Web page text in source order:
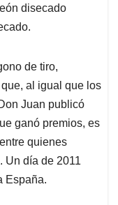
disecado
de tiro,
al igual que los
Juan publicó
ganó premios, es
quienes
Un día de 2011
España.